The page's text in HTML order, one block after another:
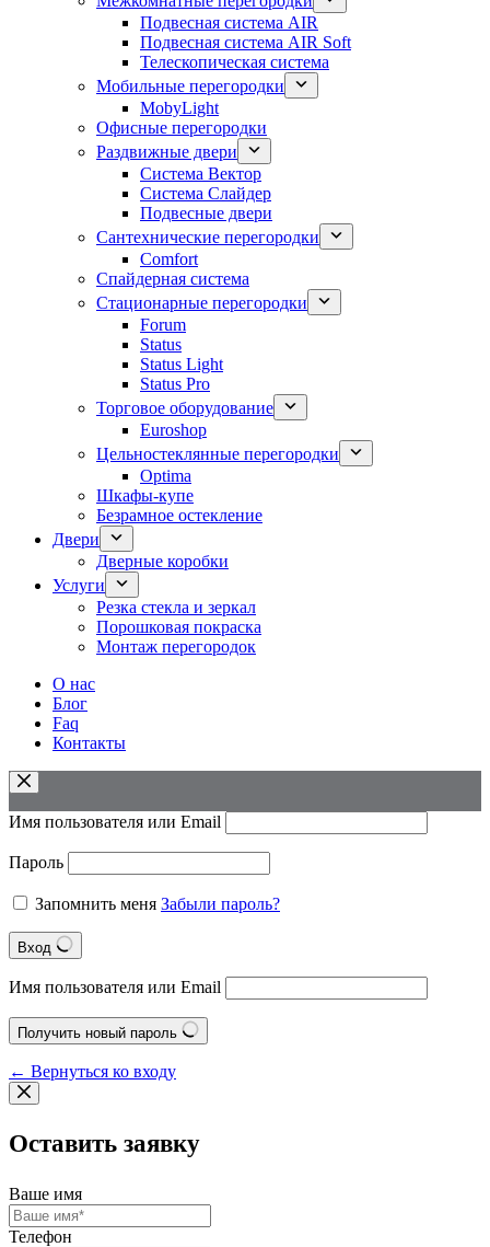
Подвесная система AIR
Подвесная система AIR Soft
Телескопическая система
Мобильные перегородки
MobyLight
Офисные перегородки
Раздвижные двери
Система Вектор
Система Слайдер
Подвесные двери
Сантехнические перегородки
Comfort
Спайдерная система
Стационарные перегородки
Forum
Status
Status Light
Status Pro
Торговое оборудование
Euroshop
Цельностеклянные перегородки
Optima
Шкафы-купе
Безрамное остекление
Двери
Дверные коробки
Услуги
Резка стекла и зеркал
Порошковая покраска
Монтаж перегородок
О нас
Блог
Faq
Контакты
Имя пользователя или Email
Пароль
Запомнить меня Забыли пароль?
Вход
Имя пользователя или Email
Получить новый пароль
← Вернуться ко входу
Оставить заявку
Ваше имя
Телефон